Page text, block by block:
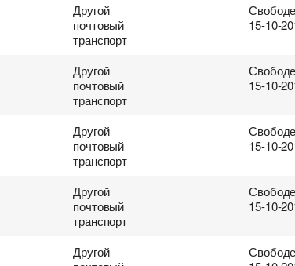
Другой
почтовый
транспорт
15-10-
Другой
почтовый
транспорт
15-10-
Другой
почтовый
транспорт
15-10-
Другой
почтовый
транспорт
15-10-
Другой